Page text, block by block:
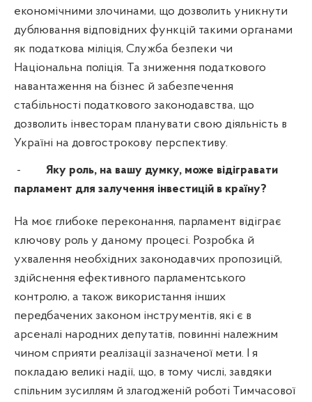
економічними злочинами, що дозволить уникнути
дублювання відповідних функцій такими органами
як податкова міліція, Служба безпеки чи
Національна поліція. Та зниження податкового
навантаження на бізнес й забезпечення
стабільності податкового законодавства, що
дозволить інвесторам планувати свою діяльність в
Україні на довгострокову перспективу.
-
Яку роль, на вашу думку, може відігравати
парламент для залучення інвестицій в країну?
На моє глибоке переконання, парламент відіграє
ключову роль у даному процесі. Розробка й
ухвалення необхідних законодавчих пропозицій,
здійснення ефективного парламентського
контролю, а також використання інших
передбачених законом інструментів, які є в
арсеналі народних депутатів, повинні належним
чином сприяти реалізації зазначеної мети. І я
покладаю великі надії, що, в тому числі, завдяки
спільним зусиллям й злагодженій роботі Тимчасової